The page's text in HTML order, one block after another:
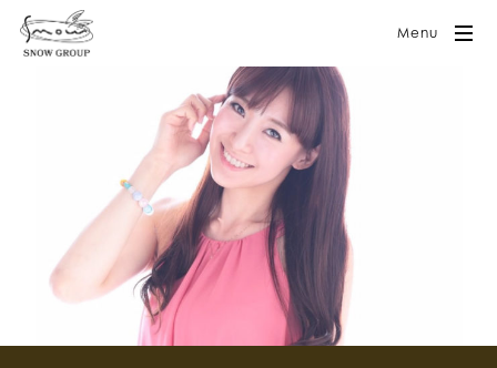
Menu